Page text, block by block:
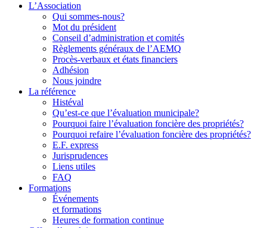
L’Association
Qui sommes-nous?
Mot du président
Conseil d’administration et comités
Règlements généraux de l’AEMQ
Procès-verbaux et états financiers
Adhésion
Nous joindre
La référence
Histéval
Qu’est-ce que l’évaluation municipale?
Pourquoi faire l’évaluation foncière des propriétés?
Pourquoi refaire l’évaluation foncière des propriétés?
E.F. express
Jurisprudences
Liens utiles
FAQ
Formations
Événements
et formations
Heures de formation continue